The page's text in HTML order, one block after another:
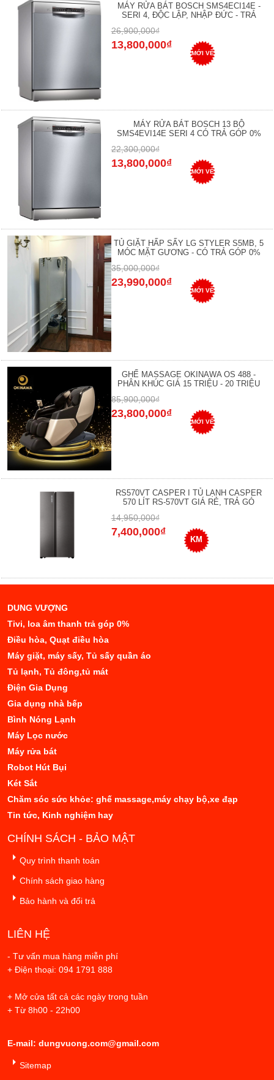
MÁY RỬA BÁT BOSCH SMS4ECI14E -
SERI 4, ĐỘC LẬP, NHẬP ĐỨC - TRẢ
26,900,000₫
13,800,000₫
MỚI VỀ
MÁY RỬA BÁT BOSCH 13 BỘ
SMS4EVI14E SERI 4 CÓ TRẢ GÓP 0%
22,300,000₫
13,800,000₫
MỚI VỀ
TỦ GIẶT HẤP SẤY LG STYLER S5MB, 5
MÓC MẶT GƯƠNG - CÓ TRẢ GÓP 0%
35,000,000₫
23,990,000₫
MỚI VỀ
GHẾ MASSAGE OKINAWA OS 488 -
PHÂN KHÚC GIÁ 15 TRIỆU - 20 TRIỆU
85,900,000₫
23,800,000₫
MỚI VỀ
RS570VT CASPER I TỦ LẠNH CASPER
570 LÍT RS-570VT GIÁ RẺ, TRẢ GÓ
14,950,000₫
7,400,000₫
KM
DUNG VƯỢNG
Tivi, loa âm thanh trả góp 0%
Điều hòa, Quạt điều hòa
Máy giặt, máy sấy, Tủ sấy quần áo
Tủ lạnh, Tủ đông,tủ mát
Điện Gia Dụng
Gia dụng nhà bếp
Bình Nóng Lạnh
Máy Lọc nước
Máy rửa bát
Robot Hút Bụi
Két Sắt
Chăm sóc sức khỏe: ghế massage,máy chạy bộ,xe đạp
Tin tức, Kinh nghiệm hay
CHÍNH SÁCH - BẢO MẬT
Quy trình thanh toán
Chính sách giao hàng
Bảo hành và đổi trả
LIÊN HỆ
- Tư vấn mua hàng miễn phí
+ Điện thoại: 094 1791 888
+ Mở cửa tất cả các ngày trong tuần
+ Từ 8h00 - 22h00
E-mail: dungvuong.com@gmail.com
Sitemap